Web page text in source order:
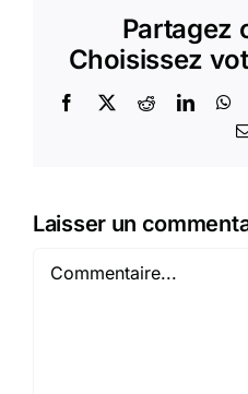
Partagez
Choisissez
Facebook
X Reddit
Laisser un
Commentaire